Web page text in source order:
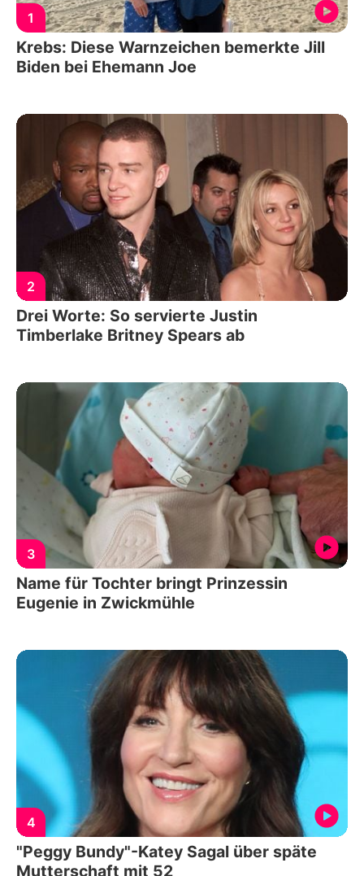
1
Krebs: Diese Warnzeichen bemerkte Jill
Biden bei Ehemann Joe
2
Drei Worte: So servierte Justin
Timberlake Britney Spears ab
3
Name für Tochter bringt Prinzessin
Eugenie in Zwickmühle
4
"Peggy Bundy"-Katey Sagal über späte
Mutterschaft mit 52